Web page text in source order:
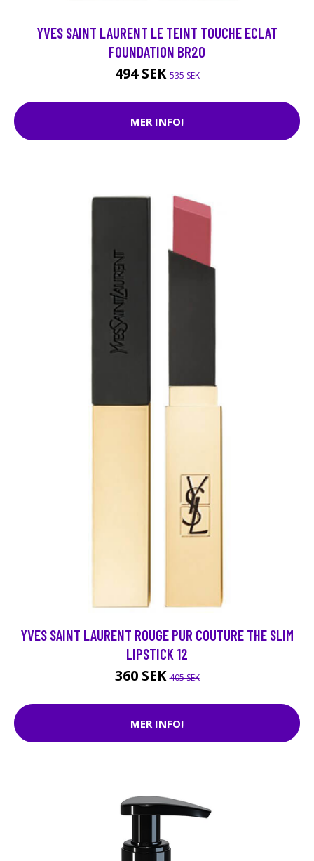
YVES SAINT LAURENT LE TEINT TOUCHE ECLAT
FOUNDATION BR20
494 SEK535 SEK
MER INFO!
YVES SAINT LAURENT ROUGE PUR COUTURE THE SLIM
LIPSTICK 12
360 SEK405 SEK
MER INFO!